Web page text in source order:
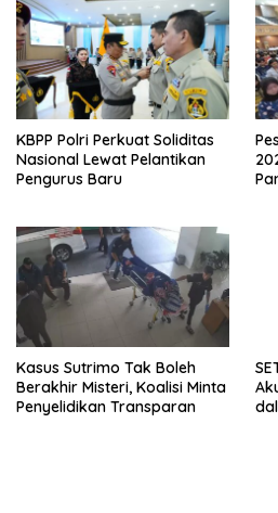
KBPP Polri Perkuat Soliditas
Nasional Lewat Pelantikan
Pengurus Baru
Kasus Sutrimo Tak Boleh
Berakhir Misteri, Koalisi Minta
Penyelidikan Transparan